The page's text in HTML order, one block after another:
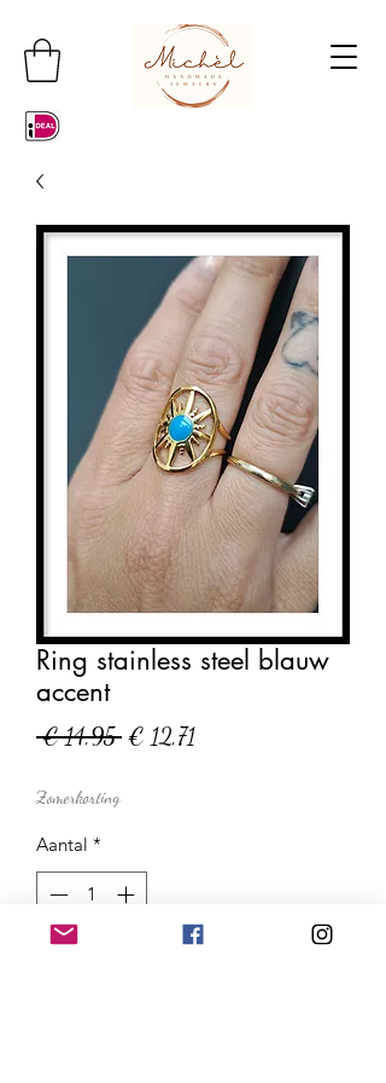
Ring stainless steel blauw
accent
€ 14,95 Normale
€ 12,71Verkoopprijs
Zomerkorting
Aantal *